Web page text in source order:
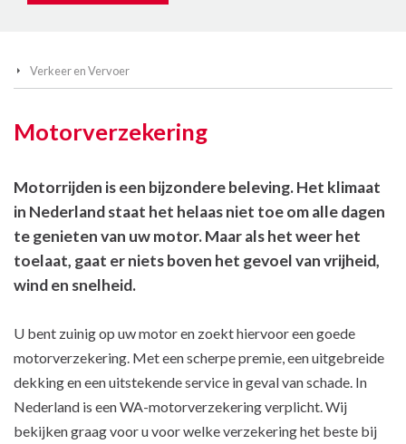
Verkeer en Vervoer
Motorverzekering
Motorrijden is een bijzondere beleving. Het klimaat
in Nederland staat het helaas niet toe om alle dagen
te genieten van uw motor. Maar als het weer het
toelaat, gaat er niets boven het gevoel van vrijheid,
wind en snelheid.
U bent zuinig op uw motor en zoekt hiervoor een goede
motorverzekering. Met een scherpe premie, een uitgebreide
dekking en een uitstekende service in geval van schade. In
Nederland is een WA-motorverzekering verplicht. Wij
bekijken graag voor u voor welke verzekering het beste bij